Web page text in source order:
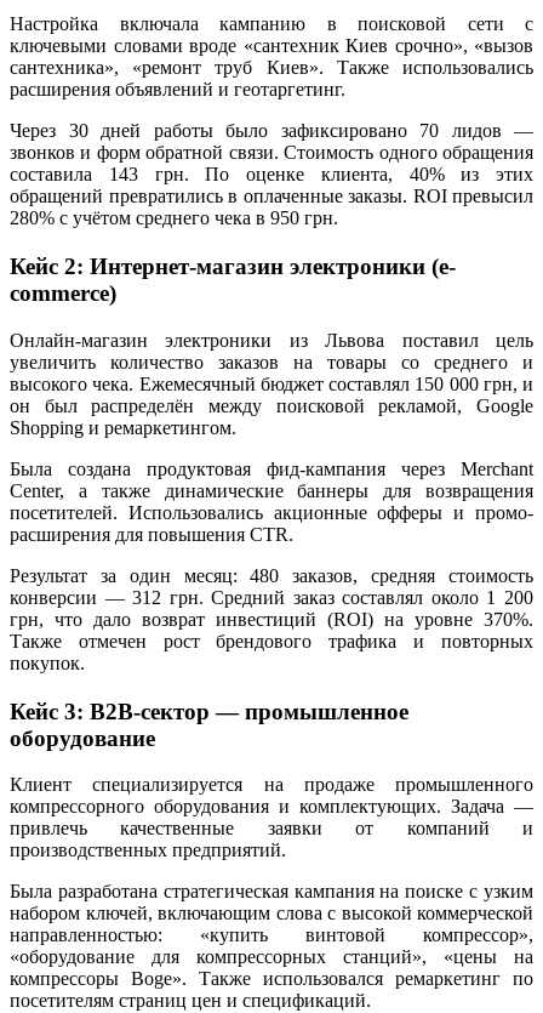
Настройка включала кампанию в поисковой сети с
ключевыми словами вроде «сантехник Киев срочно», «вызов
сантехника», «ремонт труб Киев». Также использовались
расширения объявлений и геотаргетинг.
Через 30 дней работы было зафиксировано 70 лидов —
звонков и форм обратной связи. Стоимость одного обращения
составила 143 грн. По оценке клиента, 40% из этих
обращений превратились в оплаченные заказы. ROI превысил
280% с учётом среднего чека в 950 грн.
Кейс 2: Интернет-магазин электроники (e-
commerce)
Онлайн-магазин электроники из Львова поставил цель
увеличить количество заказов на товары со среднего и
высокого чека. Ежемесячный бюджет составлял 150 000 грн, и
он был распределён между поисковой рекламой, Google
Shopping и ремаркетингом.
Была создана продуктовая фид-кампания через Merchant
Center, а также динамические баннеры для возвращения
посетителей. Использовались акционные офферы и промо-
расширения для повышения CTR.
Результат за один месяц: 480 заказов, средняя стоимость
конверсии — 312 грн. Средний заказ составлял около 1 200
грн, что дало возврат инвестиций (ROI) на уровне 370%.
Также отмечен рост брендового трафика и повторных
покупок.
Кейс 3: B2B-сектор — промышленное
оборудование
Клиент специализируется на продаже промышленного
компрессорного оборудования и комплектующих. Задача —
привлечь качественные заявки от компаний и
производственных предприятий.
Была разработана стратегическая кампания на поиске с узким
набором ключей, включающим слова с высокой коммерческой
направленностью: «купить винтовой компрессор»,
«оборудование для компрессорных станций», «цены на
компрессоры Boge». Также использовался ремаркетинг по
посетителям страниц цен и спецификаций.